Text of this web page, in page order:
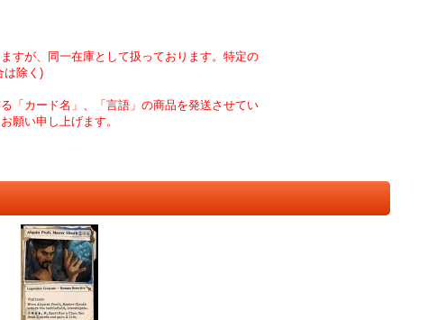
すが、同一在庫として扱っております。特定の
は除く)
「カード名」、「言語」の商品を発送させてい
願い申し上げます。